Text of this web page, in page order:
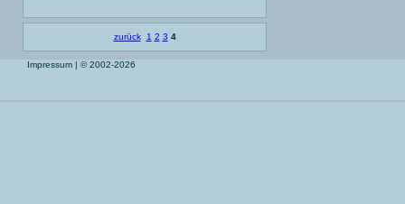
zurück 1 2 3 4
Impressum | © 2002-2026